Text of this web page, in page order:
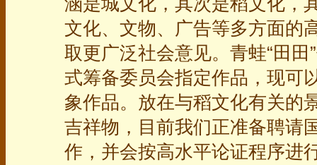
文化、文物、广告等多方面的
取更广泛社会意见。青蛙“田
式筹备委员会指定作品，现可
象作品。放在与稻文化有关的
吉祥物，目前我们正准备聘请
作，并会按高水平论证程序进